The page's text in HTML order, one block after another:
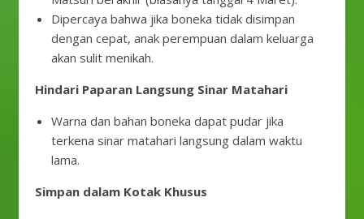
Dipercaya bahwa jika boneka tidak disimpan
dengan cepat, anak perempuan dalam keluarga
akan sulit menikah.
Hindari Paparan Langsung Sinar Matahari
Warna dan bahan boneka dapat pudar jika
terkena sinar matahari langsung dalam waktu
lama.
Simpan dalam Kotak Khusus